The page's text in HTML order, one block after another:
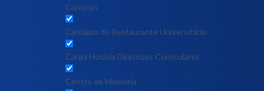
Cantinas
Cardápio do Restaurante Universitário
Carga Horária Diretrizes Curriculares
Centro de Memória